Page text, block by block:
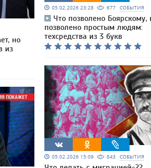
но
из
05.02.2026 23:28 677 СОБЫТИЯ
Что позволено Боярскому,
позволено простым людям:
техсредства из 3 букв
05.02.2026 15:09 843 СОБЫТИЯ